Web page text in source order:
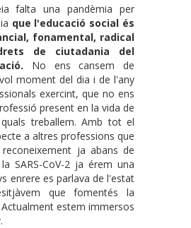
falta una pandèmia per
que l'educació social és
fonamental, radical
de ciutadania del
No ens cansem de
moment del dia i de l'any
exercint, que no ens
present en la vida de
treballem. Amb tot el
a altres professions que
ja abans de
SARS-CoV-2 ja érem una
enrere es parlava de l'estat
que fomentés la
estem immersos